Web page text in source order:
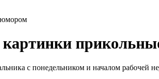
юмором
картинки
с понедельником и началом рабочей